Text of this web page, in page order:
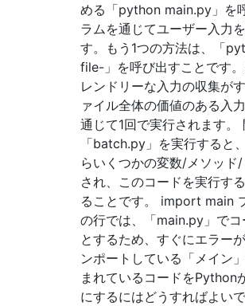
める「python main.py」を
ラムを通じてユーザー入力
す。もう1つの方法は、「
file-」を呼び出すことです
レンドリーな入力の収集が
ァイル全体の価値のある入
通じて1回で実行されます。
「batch.py​​」を実行すると
らいくつかの変数/メソッド
され、このコードを実行す
ることです。 import main
の行では、「main.py」でコ
とするため、すぐにエラー
ンポートしている「メイン
まれているコードをPython
にするにはどうすればよい